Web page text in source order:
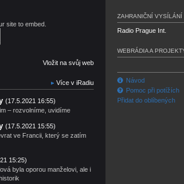
site to embed.
Vložit na svůj web
Více v iRadiu
(17.5.2021 16:55)
– rozvolníme, uvidíme
(17.5.2021 15:55)
ve Francii, který se zatím
15:25)
byla oporou manželovi, ale i
ZAHRANIČNÍ VYSÍLÁNÍ
Radio Prague Int.
WEBRÁDIA A
Návod
Pomoc při potížích
Přidat do oblíbených